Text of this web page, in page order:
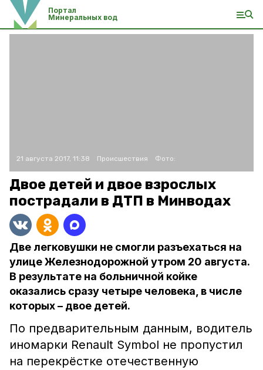
Портал
Минеральных вод
21 августа 2017, 11:38 Происшествия Фото:
Двое детей и двое взрослых
пострадали в ДТП в Минводах
Две легковушки не смогли разъехаться на
улице Железнодорожной утром 20 августа.
В результате на больничной койке
оказались сразу четыре человека, в числе
которых – двое детей.
По предварительным данным, водитель
иномарки Renault Symbol не пропустил
на перекрёстке отечественную